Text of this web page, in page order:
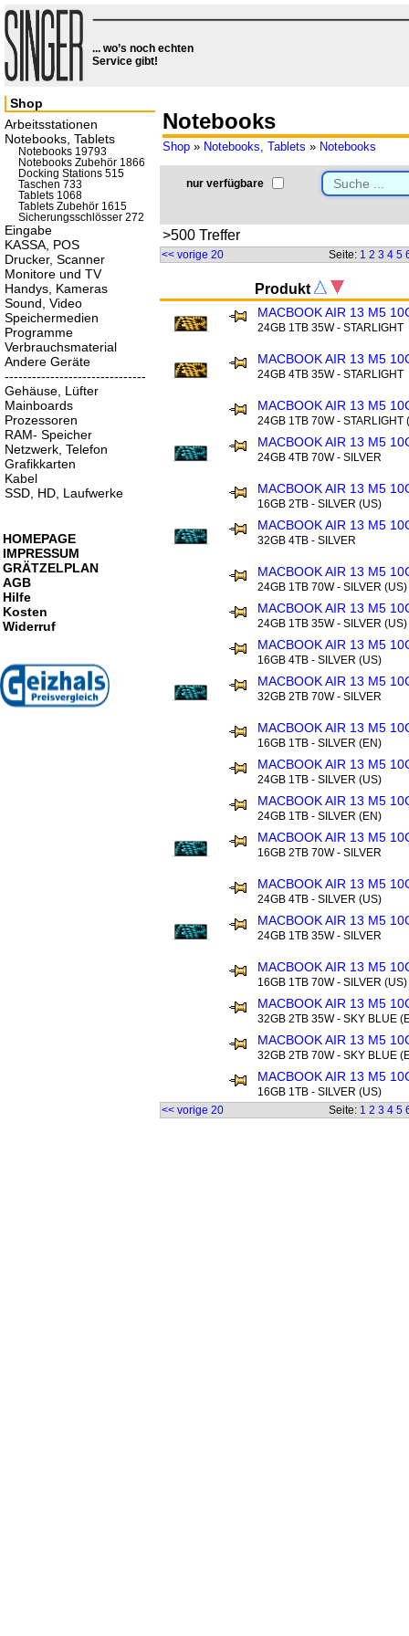
... wo’s noch echten
Service gibt!
Notebooks
Shop » Notebooks, Tablets » Notebooks
nur verfügbare
>500 Treffer
<< vorige 20 Seite: 1 2 3 4 5
Produkt
MACBOOK AIR 13 M5
24GB 1TB 35W - STARLIGHT
MACBOOK AIR 13 M5
24GB 4TB 35W - STARLIGHT
MACBOOK AIR 13 M5
24GB 1TB 70W - STARLIGHT
MACBOOK AIR 13 M5
24GB 4TB 70W - SILVER
MACBOOK AIR 13 M5
16GB 2TB - SILVER (US)
MACBOOK AIR 13 M5
32GB 4TB - SILVER
MACBOOK AIR 13 M5
24GB 1TB 70W - SILVER (US)
MACBOOK AIR 13 M5
24GB 1TB 35W - SILVER (US)
MACBOOK AIR 13 M5
16GB 4TB - SILVER (US)
MACBOOK AIR 13 M5
32GB 2TB 70W - SILVER
MACBOOK AIR 13 M5
16GB 1TB - SILVER (EN)
MACBOOK AIR 13 M5
24GB 1TB - SILVER (US)
MACBOOK AIR 13 M5
24GB 1TB - SILVER (EN)
MACBOOK AIR 13 M5
16GB 2TB 70W - SILVER
MACBOOK AIR 13 M5
24GB 4TB - SILVER (US)
MACBOOK AIR 13 M5
24GB 1TB 35W - SILVER
MACBOOK AIR 13 M5
16GB 1TB 70W - SILVER (US)
MACBOOK AIR 13 M5
32GB 2TB 35W - SKY BLUE
MACBOOK AIR 13 M5
32GB 2TB 70W - SKY BLUE
MACBOOK AIR 13 M5
16GB 1TB - SILVER (US)
<< vorige 20
Seite: 1 2 3 4 5
Shop
Arbeitsstationen
Notebooks, Tablets
Notebooks 19793
Notebooks Zubehör 1866
Docking Stations 515
Taschen 733
Tablets 1068
Tablets Zubehör 1615
Sicherungsschlösser 272
Eingabe
KASSA, POS
Drucker, Scanner
Monitore und TV
Handys, Kameras
Sound, Video
Speichermedien
Programme
Verbrauchsmaterial
Andere Geräte
-------------------------------
Gehäuse, Lüfter
Mainboards
Prozessoren
RAM- Speicher
Netzwerk, Telefon
Grafikkarten
Kabel
SSD, HD, Laufwerke
HOMEPAGE
IMPRESSUM
GRÄTZELPLAN
AGB
Hilfe
Kosten
Widerruf